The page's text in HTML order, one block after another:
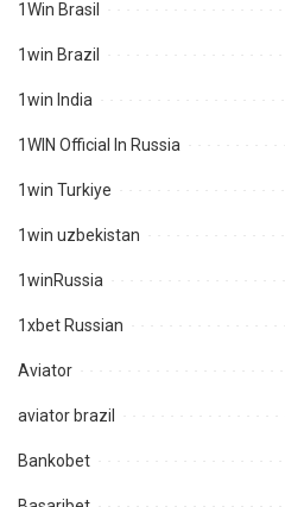
1Win Brasil
1win Brazil
1win India
1WIN Official In Russia
1win Turkiye
1win uzbekistan
1winRussia
1xbet Russian
Aviator
aviator brazil
Bankobet